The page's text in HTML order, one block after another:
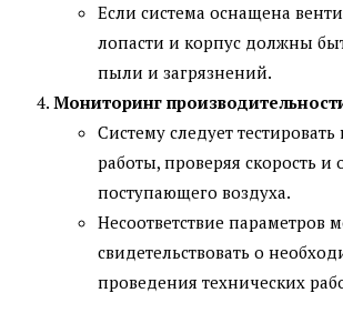
Если система оснащена
лопасти и корпус должны
пыли и загрязнений.
Мониторинг
Систему следует
работы, проверяя скорость и
поступающего воздуха.
Несоответствие параметров
свидетельствовать о
проведения технических